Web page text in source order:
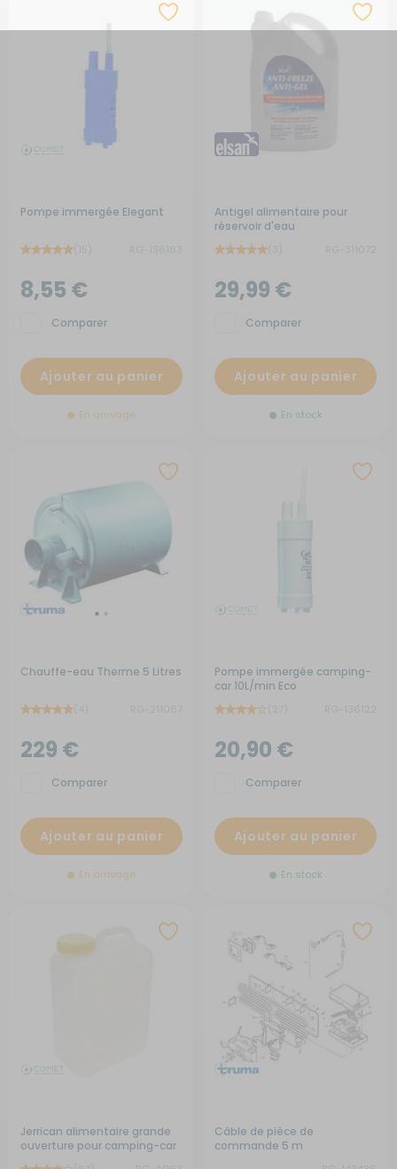
Pompe immergée Elegant
8,55 €
Comparer
Ajouter au panier
En arrivage
Antigel alimentaire pour
réservoir d'eau
29,99 €
Comparer
Ajouter au panier
En stock
Chauffe-eau Therme 5 Litres
229 €
Comparer
Ajouter au panier
En arrivage
Pompe immergée camping-
car 10L/min Eco
20,90 €
Comparer
Ajouter au panier
En stock
Jerrican alimentaire grande
ouverture pour camping-car
Câble de pièce de
commande 5 m